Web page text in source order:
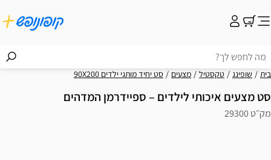
בית שופינג טקסטיל מצעים סט יחיד מותגי ילדים 90X200
סט מצעים איכותי לילדים – ספיידרמן המדהים
מק״ט 29300